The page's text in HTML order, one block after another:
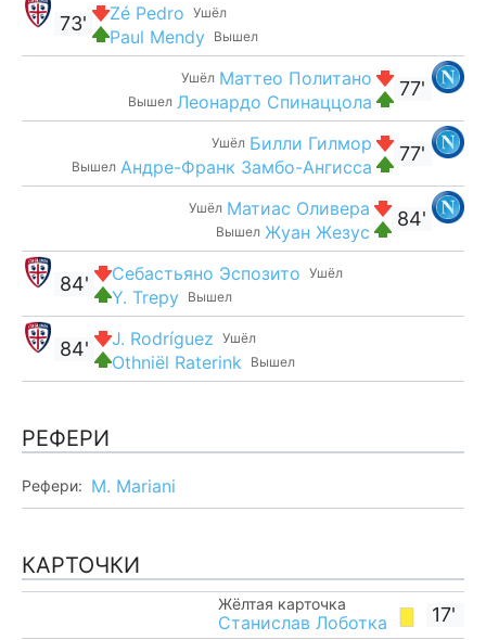
Ушёл
Zé Pedro
Вышел
Paul Mendy
73'
77'
Ушёл Маттео Политано
Вышел Леонардо Спинаццола
77'
Ушёл Билли Гилмор
Вышел Андре-Франк Замбо-Ангисса
84'
Ушёл Матиас Оливера
Вышел Жуан Жезус
Ушёл
Себастьяно Эспозито
Вышел
Y. Trepy
84'
Ушёл
J. Rodríguez
Вышел
Othniël Raterink
84'
РЕФЕРИ
Рефери: M. Mariani
КАРТОЧКИ
17'
Жёлтая карточка
Станислав Лоботка